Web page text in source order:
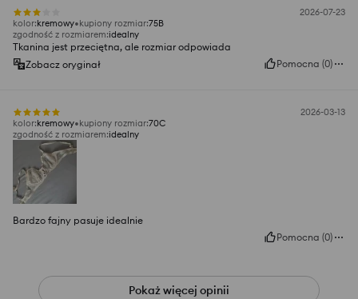
2026-07-23
kolor:kremowy kupiony rozmiar:75B
zgodność z rozmiarem:idealny
Tkanina jest przeciętna, ale rozmiar odpowiada
Zobacz oryginał
Pomocna (0)
2026-03-13
kolor:kremowy kupiony rozmiar:70C
zgodność z rozmiarem:idealny
Bardzo fajny pasuje idealnie
Pomocna (0)
Pokaż więcej opinii